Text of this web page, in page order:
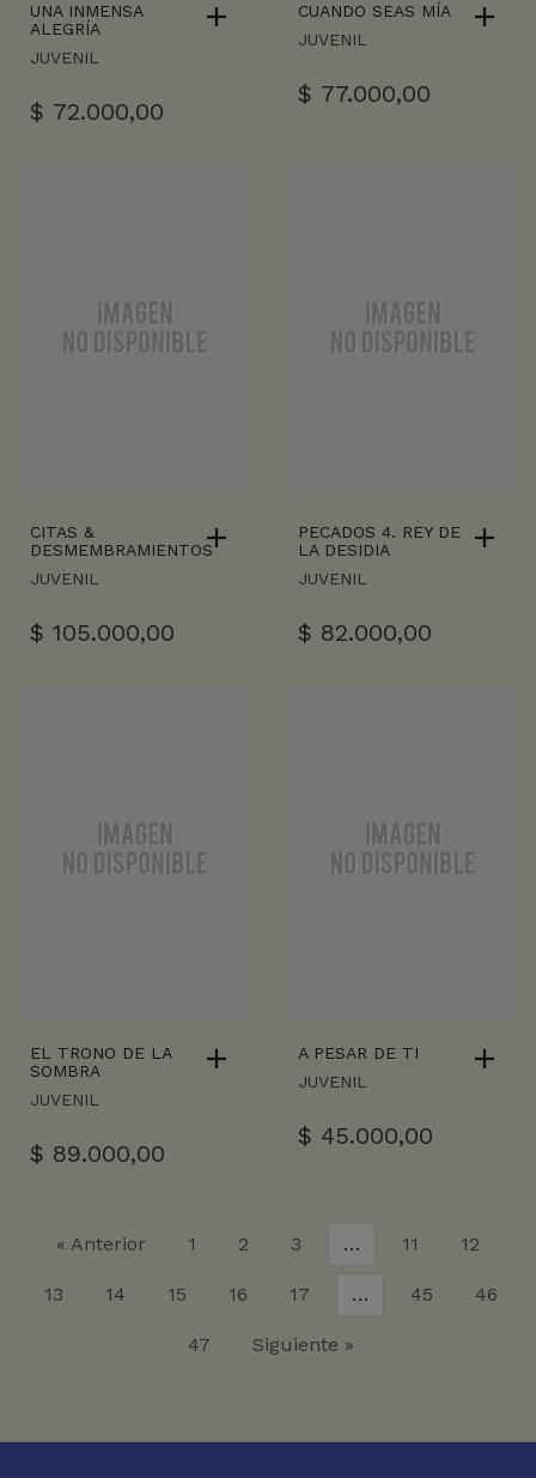
UNA INMENSA
ALEGRÍA
JUVENIL
$ 72.000,00
CUANDO SEAS MÍA
JUVENIL
$ 77.000,00
CITAS &
DESMEMBRAMIENTOS
JUVENIL
$ 105.000,00
PECADOS 4. REY DE
LA DESIDIA
JUVENIL
$ 82.000,00
EL TRONO DE LA
SOMBRA
JUVENIL
$ 89.000,00
A PESAR DE TI
JUVENIL
$ 45.000,00
« Anterior 1 2 3 … 11 12
13 14 15 16 17 … 45 46
47 Siguiente »